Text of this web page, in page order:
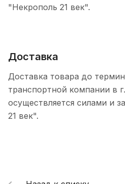
"Некрополь 21 век".
Доставка
Доставка товара до
транспортной компании в
осуществляется силами и
21 век".